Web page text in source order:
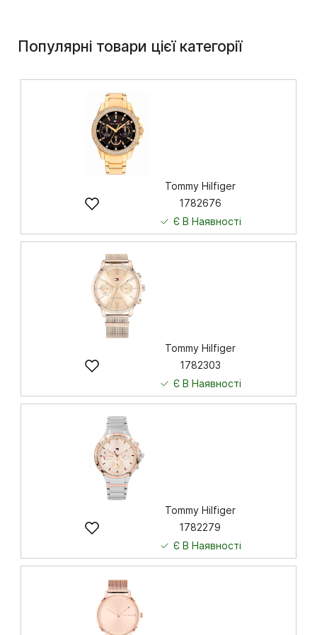
Популярні товари цієї категорії
Tommy Hilfiger
1782676
Є В Наявності
Tommy Hilfiger
1782303
Є В Наявності
Tommy Hilfiger
1782279
Є В Наявності